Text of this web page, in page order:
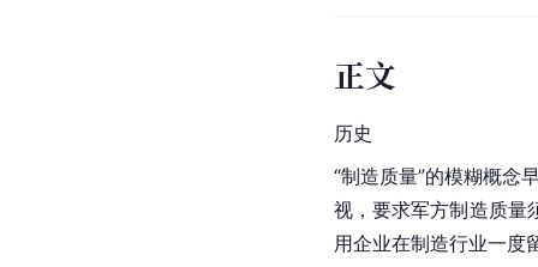
正文
历史
“制造质量”的模糊概念
视，要求军方制造质量
用企业在制造行业一度